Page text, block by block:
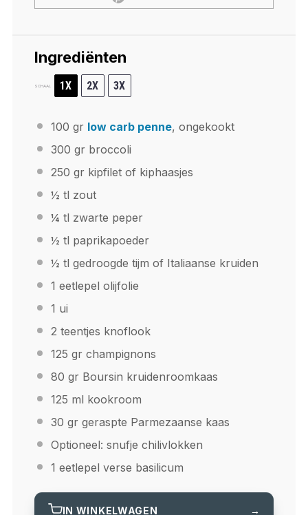
Ingrediënten
SCHAAL 1X 2X 3X
100 gr low carb penne, ongekookt
300 gr broccoli
250 gr kipfilet of kiphaasjes
½ tl zout
¼ tl zwarte peper
½ tl paprikapoeder
½ tl gedroogde tijm of Italiaanse kruiden
1 eetlepel olijfolie
1 ui
2 teentjes knoflook
125 gr champignons
80 gr Boursin kruidenroomkaas
125 ml kookroom
30 gr geraspte Parmezaanse kaas
Optioneel: snufje chilivlokken
1 eetlepel verse basilicum
IN WINKELWAGEN →